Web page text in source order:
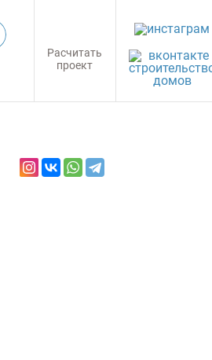
Расчитать
проект